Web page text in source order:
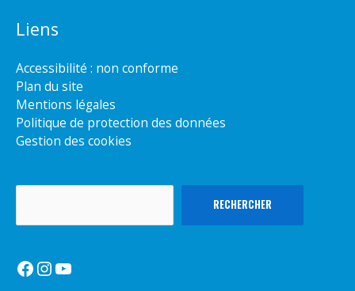
Liens
Accessibilité : non conforme
Plan du site
Mentions légales
Politique de protection des données
Gestion des cookies
RECHERCHER
Facebook
Instagram
YouTube